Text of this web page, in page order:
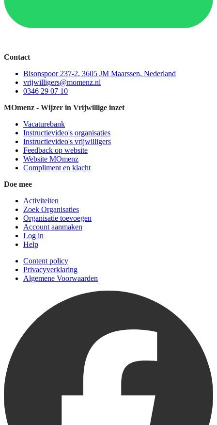
Contact
Bisonspoor 237-2, 3605 JM Maarssen, Nederland
vrijwilligers@momenz.nl
0346 29 07 10
MOmenz - Wijzer in Vrijwillige inzet
Vacaturebank
Instructievideo's organisaties
Instructievideo's vrijwilligers
Feedback op website
Website MOmenz
Compliment en klacht
Doe mee
Activiteiten
Zoek Organisaties
Organisatie toevoegen
Account aanmaken
Log in
Help
Content policy
Privacyverklaring
Algemene Voorwaarden